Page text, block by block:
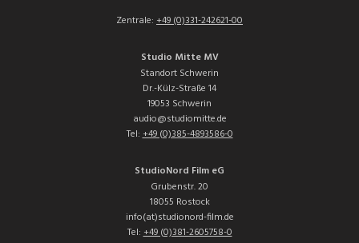
Zentrale: +49 (0)331-242621-00
Studio Mitte MV
Standort Schwerin
Dr.-Külz-Straße 14
19053 Schwerin
audio@studiomitte.de
Tel:+49 (0)385-4893586-0
StudioNord Film eG
Grubenstr. 20
18055 Rostock
info(at)studionord-film.de
Tel:+49 (0)381-2605758-0